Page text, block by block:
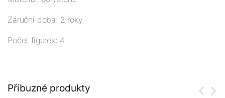
Záruční doba: 2 roky
Počet figurek: 4
Příbuzné produkty